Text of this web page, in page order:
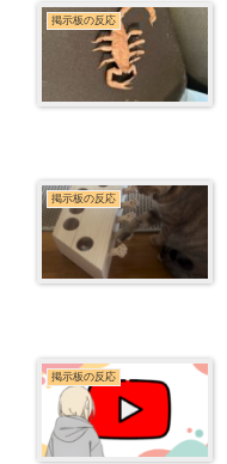
掲示板の反応
掲示板の反応
掲示板の反応